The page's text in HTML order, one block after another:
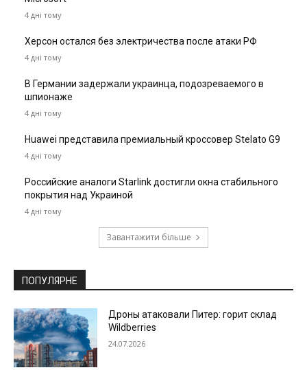
4 дні тому
Херсон остался без электричества после атаки РФ
4 дні тому
В Германии задержали украинца, подозреваемого в
шпионаже
4 дні тому
Huawei представила премиальный кроссовер Stelato G9
4 дні тому
Российские аналоги Starlink достигли окна стабильного
покрытия над Украиной
4 дні тому
Завантажити більше
ПОПУЛЯРНЕ
Дроны атаковали Питер: горит склад
Wildberries
24.07.2026